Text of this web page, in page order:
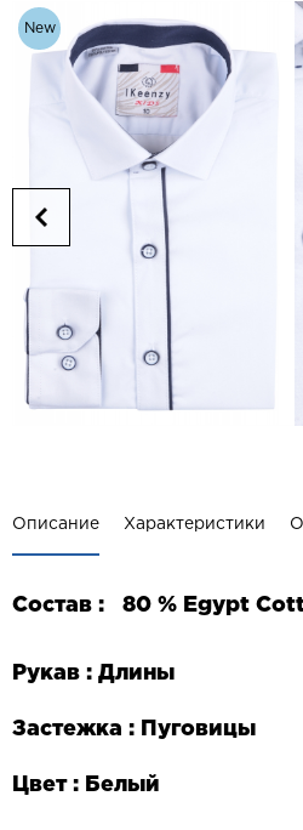
New
Описание Характеристики
Состав : 80 % Egypt
Рукав : Длины
Застежка : Пуговицы
Цвет : Белый